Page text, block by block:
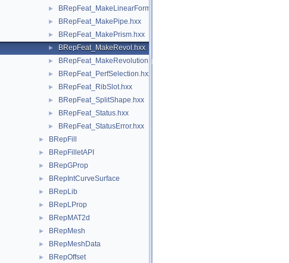
► BRepFeat_MakeLinearForm.hxx
► BRepFeat_MakePipe.hxx
► BRepFeat_MakePrism.hxx
► BRepFeat_MakeRevol.hxx
► BRepFeat_MakeRevolutionForm.hxx
► BRepFeat_PerfSelection.hxx
► BRepFeat_RibSlot.hxx
► BRepFeat_SplitShape.hxx
► BRepFeat_Status.hxx
► BRepFeat_StatusError.hxx
► BRepFill
► BRepFilletAPI
► BRepGProp
► BRepIntCurveSurface
► BRepLib
► BRepLProp
► BRepMAT2d
► BRepMesh
► BRepMeshData
► BRepOffset